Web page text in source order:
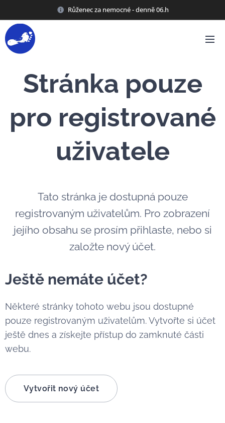
Růženec za nemocné - denně 06.h
Stránka pouze
pro registrované
uživatele
Tato stránka je dostupná pouze
registrovaným uživatelům. Pro zobrazení
jejího obsahu se prosím přihlaste, nebo si
založte nový účet.
Ještě nemáte účet?
Některé stránky tohoto webu jsou dostupné
pouze registrovaným uživatelům. Vytvořte si účet
ještě dnes a získejte přístup do zamknuté části
webu.
Vytvořit nový účet